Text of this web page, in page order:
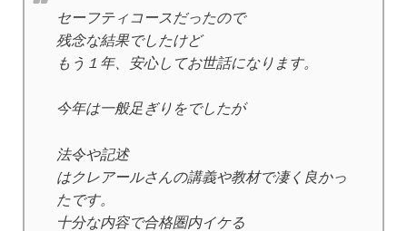
セーフティコースだったので
残念な結果でしたけど
もう１年、安心してお世話になります。
今年は一般足ぎりをでしたが
法令や記述
はクレアールさんの講義や教材で凄く良かっ
たです。
十分な内容で合格圏内イケる